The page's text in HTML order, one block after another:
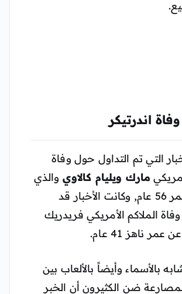
اندرتيكر
التي تم التداول حول وفاة
مارك ويليام كالاوي والذي
يبلغ من العمر 56 عام, وكانت الأخبار قد
الملاكم الأمريكي فريدريك
ناهز 41 عام.
بالأسماء وأيضاً بالألعاب بين
ضن الكثيرون أن الخبر